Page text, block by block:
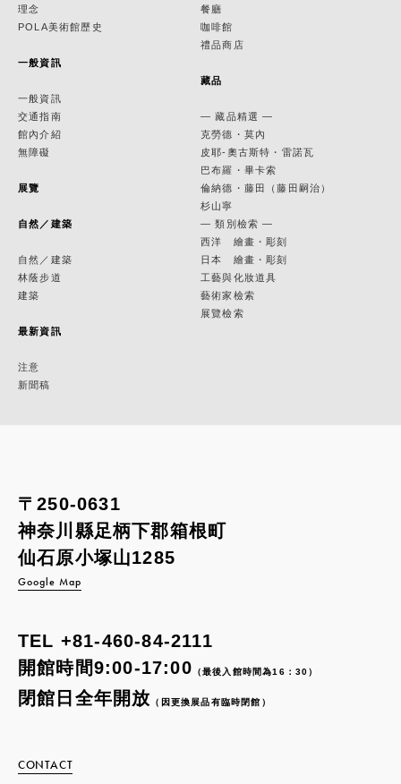
理念
POLA美術館歷史
一般資訊
一般資訊
交通指南
館內介紹
無障礙
展覽
自然／建築
自然／建築
林蔭步道
建築
最新資訊
注意
新聞稿
餐廳
咖啡館
禮品商店
藏品
— 藏品精選 —
克勞德・莫內
皮耶-奧古斯特・雷諾瓦
巴布羅・畢卡索
倫納德・藤田（藤田嗣治）
杉山寧
— 類別檢索 —
西洋 繪畫・彫刻
日本 繪畫・彫刻
工藝與化妝道具
藝術家檢索
展覽檢索
〒250-0631
神奈川縣足柄下郡箱根町
仙石原小塚山1285
Google Map
TEL +81-460-84-2111
開館時間9:00-17:00 （最後入館時間為16：30）
閉館日全年開放 （因更換展品有臨時閉館）
CONTACT